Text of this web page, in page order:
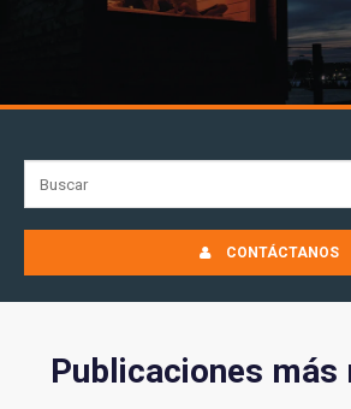
CONTÁCTANOS
Publicaciones más